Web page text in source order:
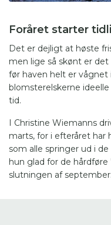
Foråret starter
Det er dejligt at høste
men lige så skønt er
før haven helt er vågnet
blomsterelskerne
tid.
I Christine Wiemanns
marts, for i efteråret
som alle springer ud i
hun glad for de hårdføre
slutningen af september: